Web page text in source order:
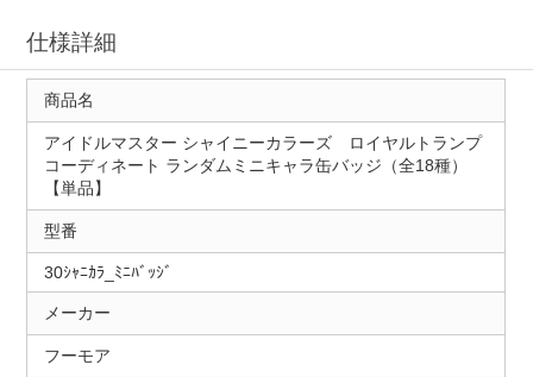
仕様詳細
商品名
アイドルマスター シャイニーカラーズ ロイヤルトランプ
コーディネート ランダムミニキャラ缶バッジ（全18種）
【単品】
型番
30ｼｬﾆｶﾗ_ﾐﾆﾊﾞｯｼﾞ
メーカー
フーモア